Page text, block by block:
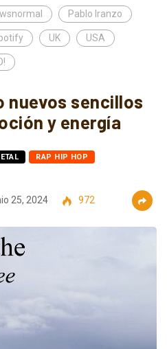
Pablo Iranzo
UK USA
nuevos sencillos
y energía
RAP HIP HOP
25, 2024 972